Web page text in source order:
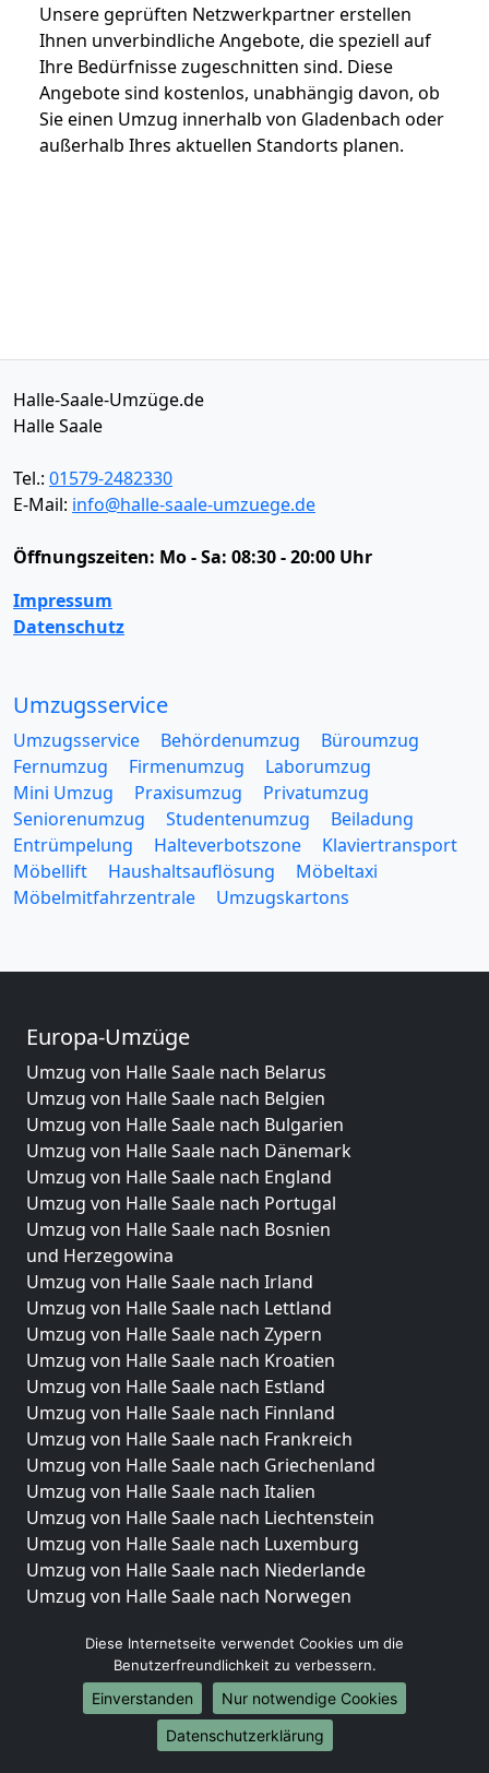
Unsere geprüften Netzwerkpartner erstellen
Ihnen unverbindliche Angebote, die speziell auf
Ihre Bedürfnisse zugeschnitten sind. Diese
Angebote sind kostenlos, unabhängig davon, ob
Sie einen Umzug innerhalb von Gladenbach oder
außerhalb Ihres aktuellen Standorts planen.
Halle-Saale-Umzüge.de
Halle Saale
Tel.: 01579-2482330
E-Mail: info@halle-saale-umzuege.de
Öffnungszeiten: Mo - Sa: 08:30 - 20:00 Uhr
Impressum
Datenschutz
Umzugsservice
Umzugsservice Behördenumzug
Büroumzug
Fernumzug
Firmenumzug
Laborumzug
Mini Umzug
Praxisumzug
Privatumzug
Seniorenumzug
Studentenumzug
Beiladung
Entrümpelung
Halteverbotszone
Klaviertransport
Möbellift
Haushaltsauflösung
Möbeltaxi
Möbelmitfahrzentrale
Umzugskartons
Europa-Umzüge
Umzug von Halle Saale nach Belarus
Umzug von Halle Saale nach Belgien
Umzug von Halle Saale nach Bulgarien
Umzug von Halle Saale nach Dänemark
Umzug von Halle Saale nach England
Umzug von Halle Saale nach Portugal
Umzug von Halle Saale nach Bosnien
und Herzegowina
Umzug von Halle Saale nach Irland
Umzug von Halle Saale nach Lettland
Umzug von Halle Saale nach Zypern
Umzug von Halle Saale nach Kroatien
Umzug von Halle Saale nach Estland
Umzug von Halle Saale nach Finnland
Umzug von Halle Saale nach Frankreich
Umzug von Halle Saale nach Griechenland
Umzug von Halle Saale nach Italien
Umzug von Halle Saale nach Liechtenstein
Umzug von Halle Saale nach Luxemburg
Umzug von Halle Saale nach Niederlande
Umzug von Halle Saale nach Norwegen
Umzüge-Deutschlandweit
Umzug von Halle Saale nach Berlin
Umzug von Halle Saale nach Hamburg
Umzug von Halle Saale nach München
Umzug von Halle Saale nach Köln
Diese Internetseite verwendet Cookies um die
Benutzerfreundlichkeit zu verbessern.
Einverstanden
Nur notwendige Cookies
Datenschutzerklärung